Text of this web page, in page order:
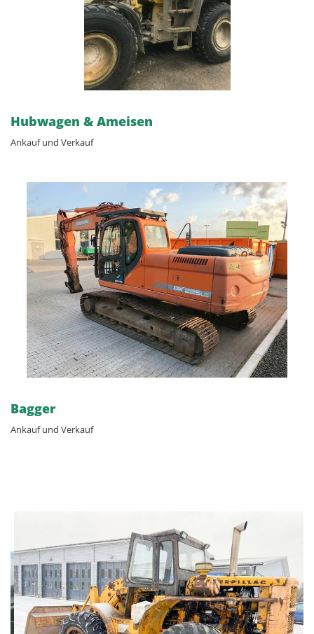
Hubwagen & Ameisen
Ankauf und Verkauf
Bagger
Ankauf und Verkauf